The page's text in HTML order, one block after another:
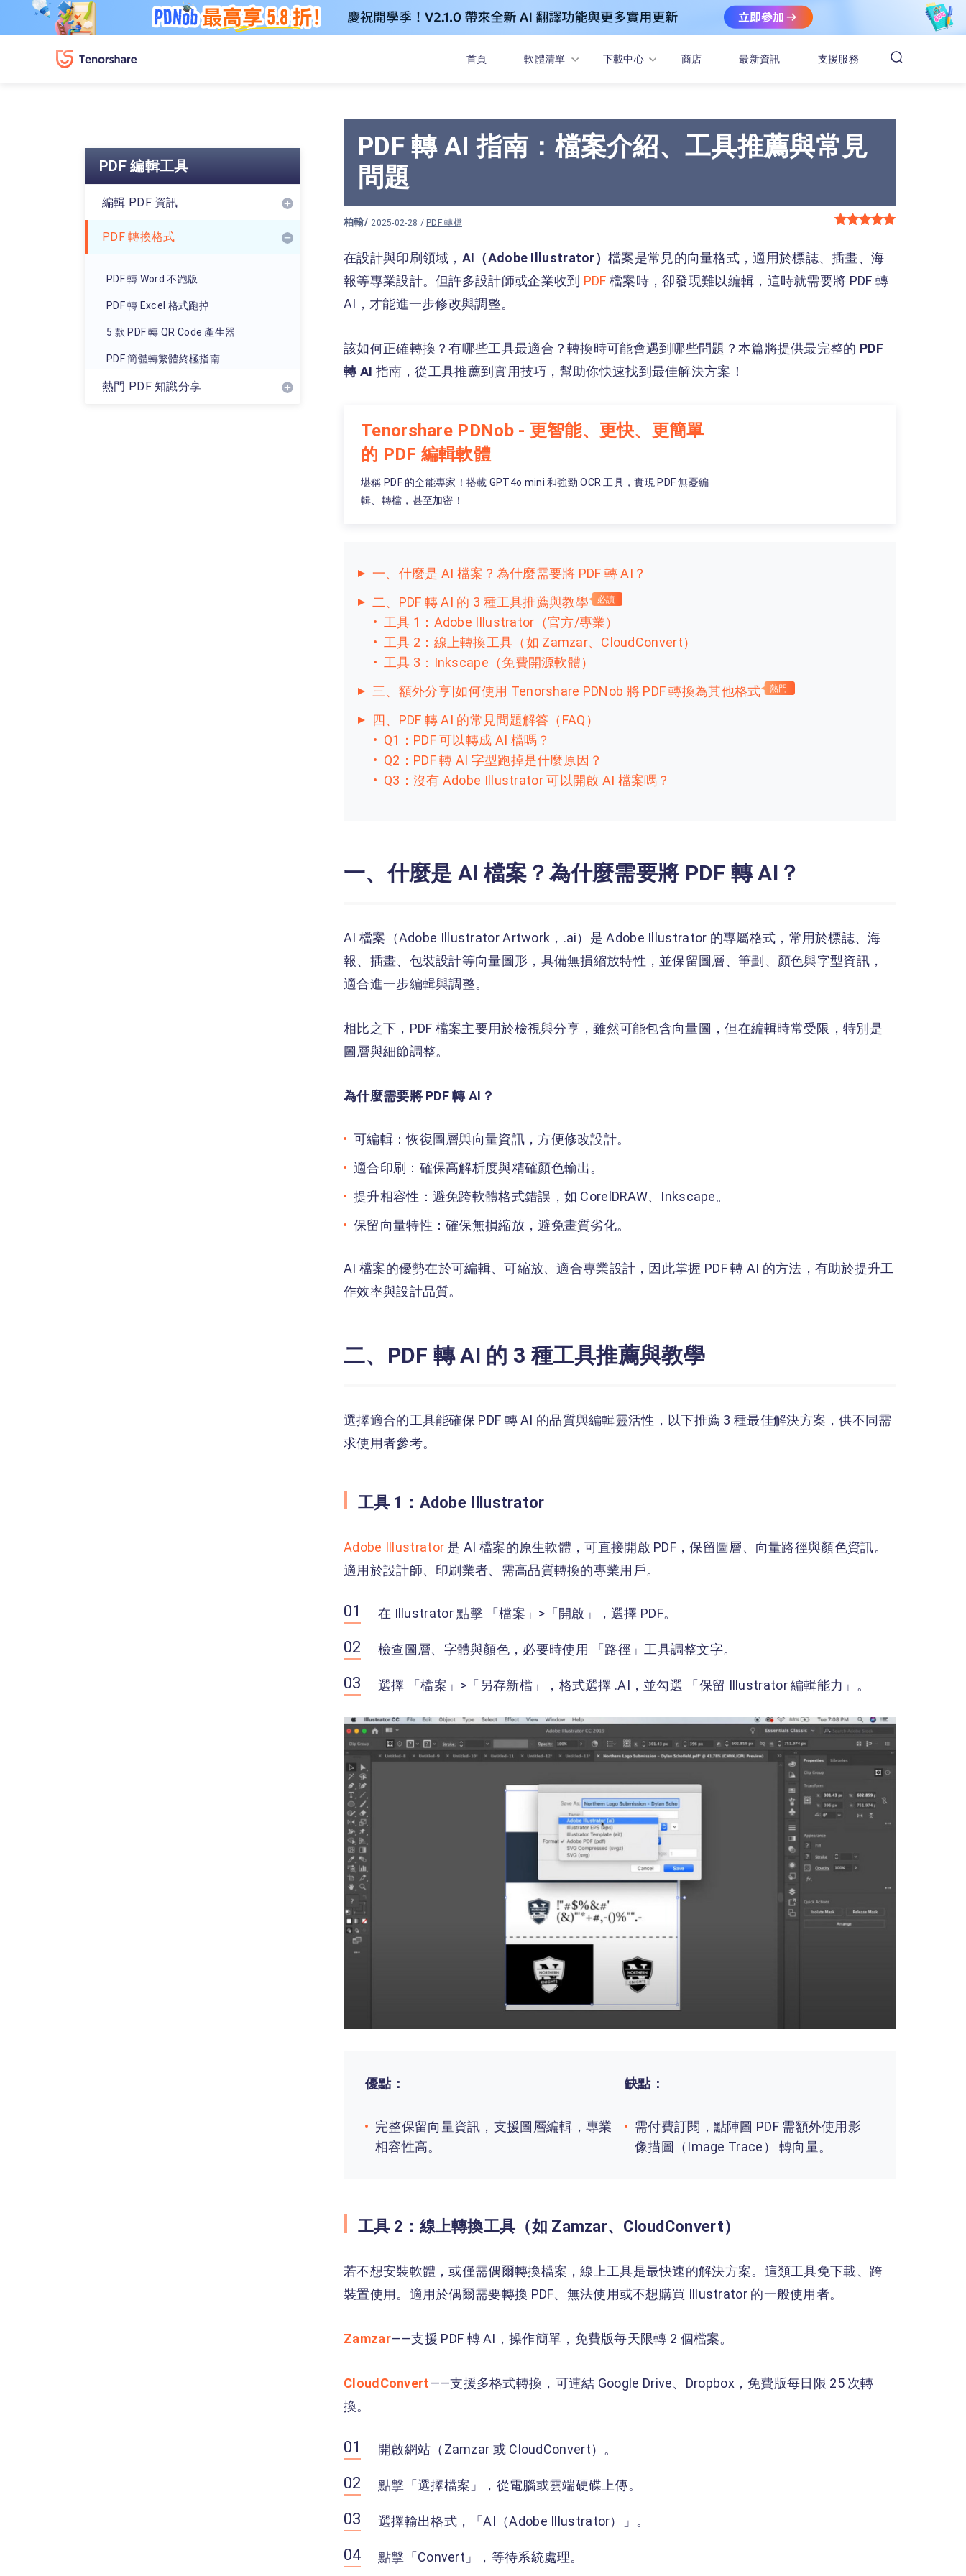
首頁 軟體清單 下載中心 商店 最新資訊 支援服務
PDF 編輯工具
編輯 PDF 資訊
PDF 轉換格式
PDF 轉 Word 不跑版
PDF 轉 Excel 格式跑掉
5 款 PDF 轉 QR Code 產生器
PDF 簡體轉繁體終極指南
如何將 PDF 轉 EPUB
熱門 PDF 知識分享
PDF 轉 AI 指南：檔案介紹、工具推薦與常見
問題
柏翰/ 2025-02-28 / PDF 轉檔
在設計與印刷領域， AI（Adobe Illustrator）檔案是常見的向量格式，適用於標誌、插畫、海
報等專業設計。但許多設計師或企業收到 PDF 檔案時，卻發現難以編輯，這時就需要將 PDF 轉
AI，才能進一步修改與調整。
該如何正確轉換？有哪些工具最適合？轉換時可能會遇到哪些問題？本篇將提供最完整的 PDF
轉 AI 指南，從工具推薦到實用技巧，幫助你快速找到最佳解決方案！
Tenorshare PDNob - 更智能、更快、更簡單
的 PDF 編輯軟體
堪稱 PDF 的全能專家！搭載 GPT4o mini 和強勁 OCR 工具，實現 PDF 無憂編
輯、轉檔，甚至加密！
一、什麼是 AI 檔案？為什麼需要將 PDF 轉 AI？
二、PDF 轉 AI 的 3 種工具推薦與教學
必讀
工具 1：Adobe Illustrator（官方/專業）
工具 2：線上轉換工具（如 Zamzar、CloudConvert）
工具 3：Inkscape（免費開源軟體）
三、額外分享|如何使用 Tenorshare PDNob 將 PDF 轉換為其他格式
熱門
四、PDF 轉 AI 的常見問題解答（FAQ）
Q1：PDF 可以轉成 AI 檔嗎？
Q2：PDF 轉 AI 字型跑掉是什麼原因？
Q3：沒有 Adobe Illustrator 可以開啟 AI 檔案嗎？
一、什麼是 AI 檔案？為什麼需要將 PDF 轉 AI？
AI 檔案（Adobe Illustrator Artwork，.ai）是 Adobe Illustrator 的專屬格式，常用於標誌、海
報、插畫、包裝設計等向量圖形，具備無損縮放特性，並保留圖層、筆劃、顏色與字型資訊，
適合進一步編輯與調整。
相比之下，PDF 檔案主要用於檢視與分享，雖然可能包含向量圖，但在編輯時常受限，特別是
圖層與細節調整。
為什麼需要將 PDF 轉 AI？
可編輯：恢復圖層與向量資訊，方便修改設計。
適合印刷：確保高解析度與精確顏色輸出。
提升相容性：避免跨軟體格式錯誤，如 CorelDRAW、Inkscape。
保留向量特性：確保無損縮放，避免畫質劣化。
AI 檔案的優勢在於可編輯、可縮放、適合專業設計，因此掌握 PDF 轉 AI 的方法，有助於提升工
作效率與設計品質。
二、PDF 轉 AI 的 3 種工具推薦與教學
選擇適合的工具能確保 PDF 轉 AI 的品質與編輯靈活性，以下推薦 3 種最佳解決方案，供不同需
求使用者參考。
工具 1：Adobe Illustrator
Adobe Illustrator 是 AI 檔案的原生軟體，可直接開啟 PDF，保留圖層、向量路徑與顏色資訊。
適用於設計師、印刷業者、需高品質轉換的專業用戶。
在 Illustrator 點擊 「檔案」>「開啟」，選擇 PDF。
檢查圖層、字體與顏色，必要時使用 「路徑」工具調整文字。
選擇 「檔案」>「另存新檔」，格式選擇 .AI，並勾選 「保留 Illustrator 編輯能力」。
優點：
完整保留向量資訊，支援圖層編輯，專業
相容性高。
缺點：
需付費訂閱，點陣圖 PDF 需額外使用影
像描圖（Image Trace） 轉向量。
工具 2：線上轉換工具（如 Zamzar、CloudConvert）
若不想安裝軟體，或僅需偶爾轉換檔案，線上工具是最快速的解決方案。這類工具免下載、跨
裝置使用。適用於偶爾需要轉換 PDF、無法使用或不想購買 Illustrator 的一般使用者。
Zamzar——支援 PDF 轉 AI，操作簡單，免費版每天限轉 2 個檔案。
CloudConvert——支援多格式轉換，可連結 Google Drive、Dropbox，免費版每日限 25 次轉
換。
開啟網站（Zamzar 或 CloudConvert）。
點擊「選擇檔案」，從電腦或雲端硬碟上傳。
選擇輸出格式，「AI（Adobe Illustrator）」。
點擊「Convert」，等待系統處理。